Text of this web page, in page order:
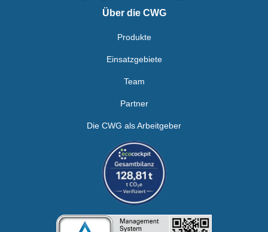
Über die CWG
Produkte
Einsatzgebiete
Team
Partner
Die CWG als Arbeitgeber